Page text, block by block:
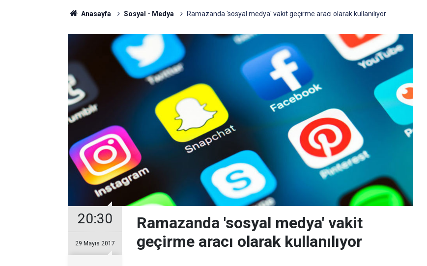
Anasayfa Sosyal - Medya Ramazanda 'sosyal medya' vakit geçirme aracı olarak kullanılıyor
20:30
29 Mayıs 2017
Ramazanda 'sosyal medya' vakit
geçirme aracı olarak kullanılıyor